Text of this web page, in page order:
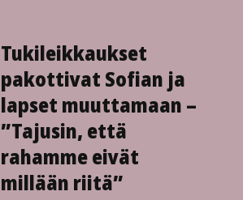
Tukileikkaukset
pakottivat Sofian ja
lapset muuttamaan –
”Tajusin, että
rahamme eivät
millään riitä”